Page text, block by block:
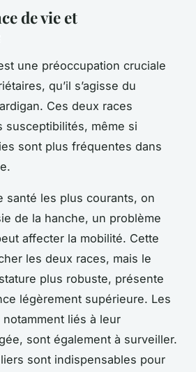
de vie et
une préoccupation cruciale
qu’il s’agisse du
Ces deux races
susceptibilités, même si
sont plus fréquentes dans
santé les plus courants, on
de la hanche, un problème
affecter la mobilité. Cette
les deux races, mais le
plus robuste, présente
légèrement supérieure. Les
liés à leur
sont également à surveiller.
sont indispensables pour